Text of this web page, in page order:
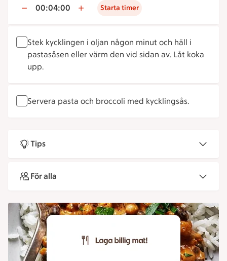
00:04:00 Starta timer
Stek kycklingen i oljan någon minut och häll i
pastasåsen eller värm den vid sidan av. Låt koka
upp.
Servera pasta och broccoli med kycklingsås.
Tips
För alla